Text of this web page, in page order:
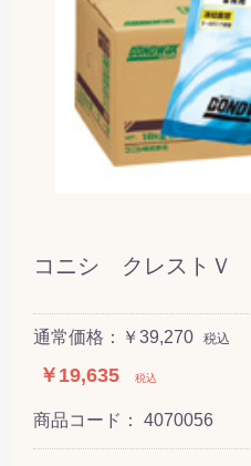
コニシ クレストＶ
通常価格：￥39,270 税込
￥19,635 税込
商品コード： 4070056